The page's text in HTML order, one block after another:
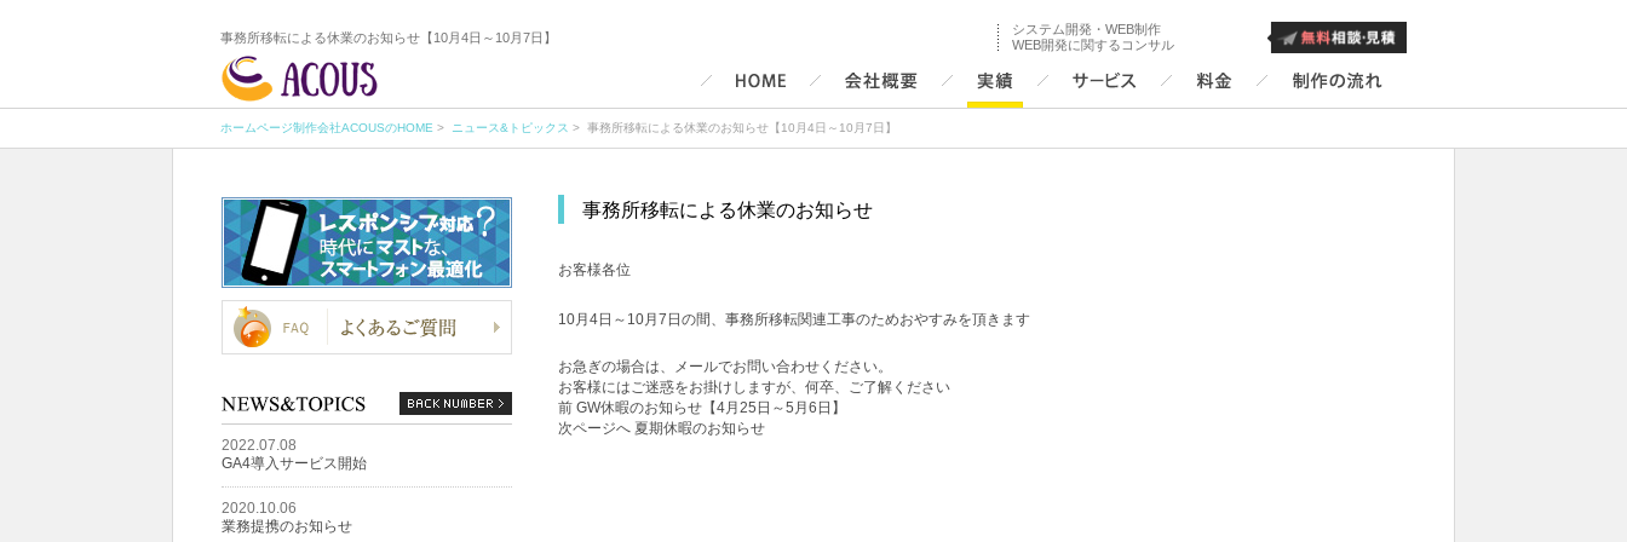
事務所移転による休業のお知らせ【10月4日～10月7日】
システム開発・WEB制作
WEB開発に関するコンサル
ホームページ制作会社ACOUSのHOME > ニュース&トピックス > 事務所移転による休業のお知らせ【10月4日～10月7日】
事務所移転による休業のお知らせ
お客様各位
10月4日～10月7日の間、事務所移転関連工事のためおやすみを頂きます
お急ぎの場合は、メールでお問い合わせください。
お客様にはご迷惑をお掛けしますが、何卒、ご了解ください
投
稿
前 前
の
GW休暇のお知らせ【4月25日～5月6日】
次ページへ 次
夏期休暇のお知らせ
2022.07.08
GA4導入サービス開始
2020.10.06
業務提携のお知らせ